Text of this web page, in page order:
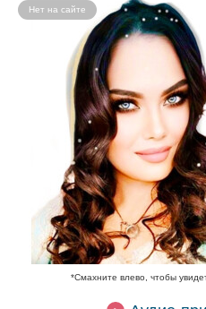
Нет на сайте
*Смахните влево, чтобы